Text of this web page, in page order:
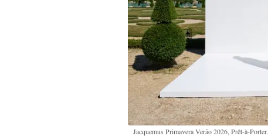
Jacquemus Primavera Verão 2026, Prêt-à-Porter.